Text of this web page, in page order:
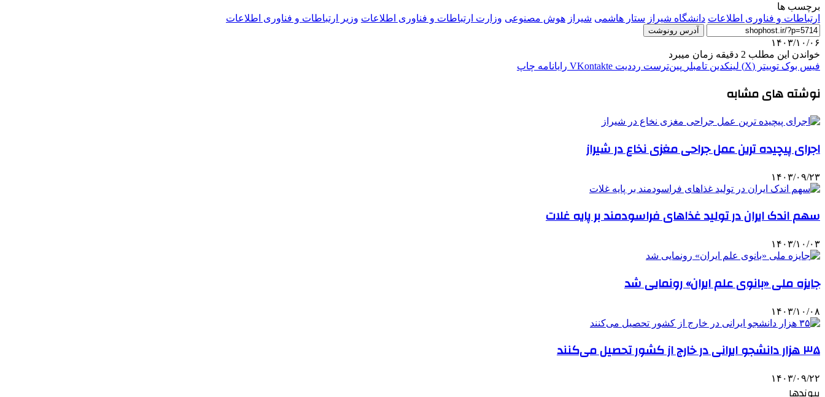
برچسب ها
ارتباطات و فناوری اطلاعات دانشگاه شیراز ستار هاشمی شیراز هوش مصنوعی وزارت ارتباطات و فناوری اطلاعات وزیر ارتباطات و فناوری اطلاعات
آدرس رونوشت
۱۴۰۳/۱۰/۰۶
خواندن این مطلب 2 دقیقه زمان میبرد
فیس بوک توییتر (X) لینکدین ‫تامبلر ‫پین‌ترست ‫رددیت ‫VKontakte رایانامه چاپ
نوشته های مشابه
اجرای پیچیده ترین عمل جراحی مغزی نخاع در شیراز
۱۴۰۳/۰۹/۲۳
سهم اندک ایران در تولید غذاهای فراسودمند بر پایه غلات
۱۴۰۳/۱۰/۰۳
جایزه ملی «بانوی علم ایران» رونمایی شد
۱۴۰۳/۱۰/۰۸
۳۵ هزار دانشجو ایرانی در خارج از کشور تحصیل می‌کنند
۱۴۰۳/۰۹/۲۲
پیوندها